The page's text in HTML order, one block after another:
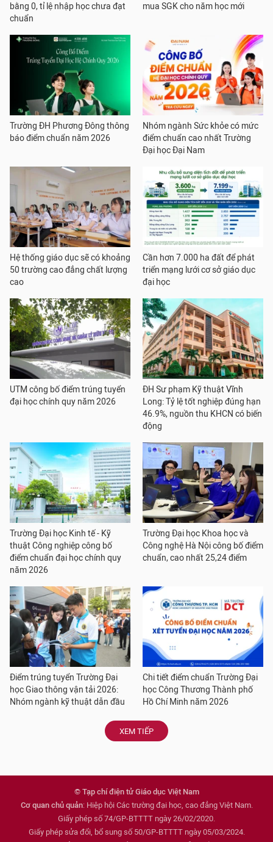
bằng 0, tỉ lệ nhập học chưa đạt
chuẩn
mua SGK cho năm học mới
Trường ĐH Phương Đông thông
báo điểm chuẩn năm 2026
Nhóm ngành Sức khỏe có mức
điểm chuẩn cao nhất Trường
Đại học Đại Nam
Hệ thống giáo dục sẽ có khoảng
50 trường cao đẳng chất lượng
cao
Cần hơn 7.000 ha đất để phát
triển mạng lưới cơ sở giáo dục
đại học
UTM công bố điểm trúng tuyển
đại học chính quy năm 2026
ĐH Sư phạm Kỹ thuật Vĩnh
Long: Tỷ lệ tốt nghiệp đúng hạn
46.9%, nguồn thu KHCN có biến
động
Trường Đại học Kinh tế - Kỹ
thuật Công nghiệp công bố
điểm chuẩn đại học chính quy
năm 2026
Trường Đại học Khoa học và
Công nghệ Hà Nội công bố điểm
chuẩn, cao nhất 25,24 điểm
Điểm trúng tuyển Trường Đại
học Giao thông vận tải 2026:
Nhóm ngành kỹ thuật dẫn đầu
Chi tiết điểm chuẩn Trường Đại
học Công Thương Thành phố
Hồ Chí Minh năm 2026
XEM TIẾP
© Tạp chí điện tử Giáo dục Việt Nam
Cơ quan chủ quản: Hiệp hội Các trường đại học, cao đẳng Việt Nam.
Giấy phép số 74/GP-BTTTT ngày 26/02/2020.
Giấy phép sửa đổi, bổ sung số 50/GP-BTTTT ngày 05/03/2024.